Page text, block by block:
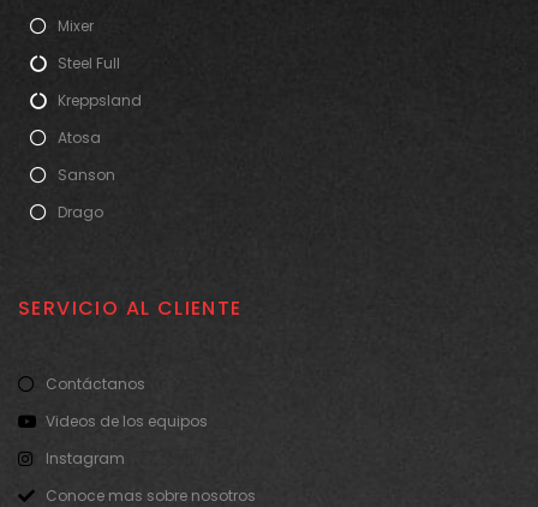
Mixer
Steel Full
Kreppsland
Atosa
Sanson
Drago
SERVICIO AL CLIENTE
Contáctanos
Videos de los equipos
Instagram
Conoce mas sobre nosotros